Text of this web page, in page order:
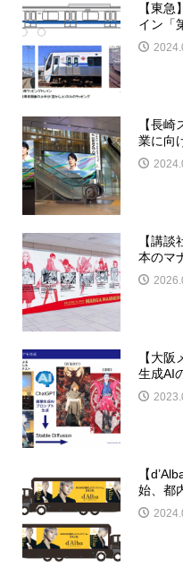
【東
イン「
【長
業に向
【講
本のマ
【大
生成AI
【
始、都